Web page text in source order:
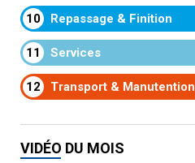
10 Repassage & Finition
11 Services
12 Transport & Manutention
VIDÉO DU MOIS